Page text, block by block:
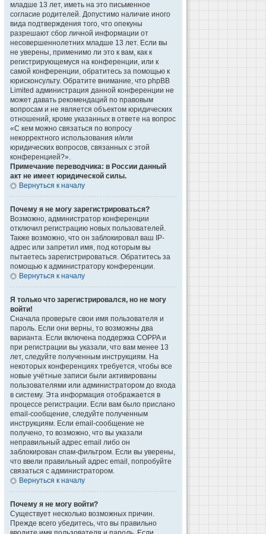
младше 13 лет, иметь на это письменное
согласие родителей. Допустимо наличие иного
вида подтверждения того, что опекуны
разрешают сбор личной информации от
несовершеннолетних младше 13 лет. Если вы
не уверены, применимо ли это к вам, как к
регистрирующемуся на конференции, или к
самой конференции, обратитесь за помощью к
юрисконсульту. Обратите внимание, что phpBB
Limited администрация данной конференции не
может давать рекомендаций по правовым
вопросам и не является объектом юридических
отношений, кроме указанных в ответе на вопрос
«С кем можно связаться по вопросу
некорректного использования и/или
юридических вопросов, связанных с этой
конференцией?».
Примечание переводчика: в России данный
акт не имеет юридической силы.
Вернуться к началу
Почему я не могу зарегистрироваться?
Возможно, администратор конференции
отключил регистрацию новых пользователей.
Также возможно, что он заблокировал ваш IP-
адрес или запретил имя, под которым вы
пытаетесь зарегистрироваться. Обратитесь за
помощью к администратору конференции.
Вернуться к началу
Я только что зарегистрировался, но не могу
войти!
Сначала проверьте свои имя пользователя и
пароль. Если они верны, то возможны два
варианта. Если включена поддержка COPPA и
при регистрации вы указали, что вам менее 13
лет, следуйте полученным инструкциям. На
некоторых конференциях требуется, чтобы все
новые учётные записи были активированы
пользователями или администратором до входа
в систему. Эта информация отображается в
процессе регистрации. Если вам было прислано
email-сообщение, следуйте полученным
инструкциям. Если email-сообщение не
получено, то возможно, что вы указали
неправильный адрес email либо он
заблокирован спам-фильтром. Если вы уверены,
что ввели правильный адрес email, попробуйте
связаться с администратором.
Вернуться к началу
Почему я не могу войти?
Существует несколько возможных причин.
Прежде всего убедитесь, что вы правильно